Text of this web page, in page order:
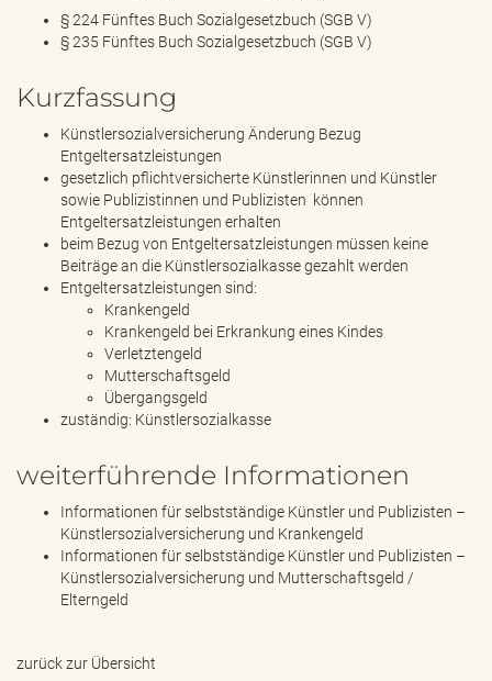
§ 224 Fünftes Buch Sozialgesetzbuch (SGB V)
§ 235 Fünftes Buch Sozialgesetzbuch (SGB V)
Kurzfassung
Künstlersozialversicherung Änderung Bezug
Entgeltersatzleistungen
gesetzlich pflichtversicherte Künstlerinnen und Künstler
sowie Publizistinnen und Publizisten können
Entgeltersatzleistungen erhalten
beim Bezug von Entgeltersatzleistungen müssen keine
Beiträge an die Künstlersozialkasse gezahlt werden
Entgeltersatzleistungen sind:
Krankengeld
Krankengeld bei Erkrankung eines Kindes
Verletztengeld
Mutterschaftsgeld
Übergangsgeld
zuständig: Künstlersozialkasse
weiterführende Informationen
Informationen für selbstständige Künstler und Publizisten –
Künstlersozialversicherung und Krankengeld
Informationen für selbstständige Künstler und Publizisten –
Künstlersozialversicherung und Mutterschaftsgeld /
Elterngeld
zurück zur Übersicht